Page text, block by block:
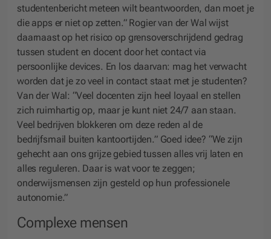
studentenbericht meteen wilt beantwoorden, dan moet je
die apps er niet op zetten.” Rogier van der Wal wijst
daarnaast op het risico op grensoverschrijdend gedrag
tussen student en docent door het contact via
persoonlijke devices. En los daarvan: mag het verwacht
worden dat je zo veel in contact staat met je studenten?
Van der Wal: “Veel docenten zijn heel loyaal en stellen
zich ruimhartig op, maar je kunt niet 24/7 aan staan.
Veel bedrijven blokkeren om deze reden al de
bedrijfsmail buiten kantoortijden.” Goed idee? “We zijn
gehecht aan ons grijze gebied tussen alles vrij laten en
alles reguleren. Daar is wat voor te zeggen;
onderwijsmensen zijn gesteld op hun professionele
autonomie.”
Complexe mensen